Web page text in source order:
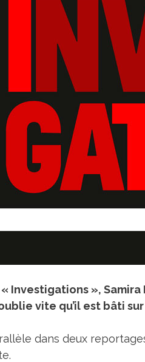
« Investigations »,
vite qu’il est bâti
dans deux